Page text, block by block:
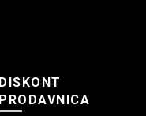
DISKONT
PRODAVNICA